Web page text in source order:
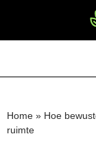
Home » Hoe
ruimte